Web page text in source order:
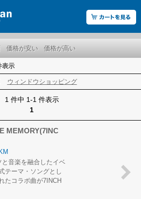
価格が安い 価格が高い
表示
ウィンドウショッピング
1 件中 1-1 件表示
1
MEMORY(7INC
と音楽を融合したイベ
テーマ・ソングとし
たコラボ曲が7INCH